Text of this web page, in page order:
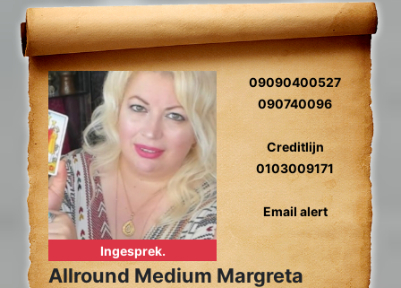
Ingesprek.
09090400527
090740096
Creditlijn
0103009171
Email alert
Allround Medium Margreta